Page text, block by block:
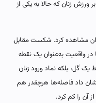
ورزش زنان که حالا به یکی از
مشاهده کرد. شکست مقابل
در واقعیت به‌عنوان یک نقطه
گل، بلکه نماد ورود زنان
داد فاصله‌ها هرچقدر هم
آن را کم کرد.